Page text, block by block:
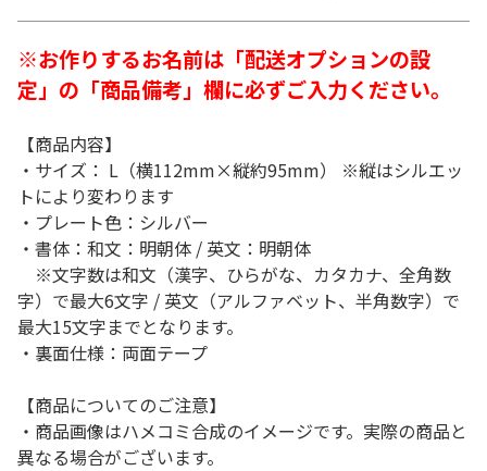
※お作りするお名前は「配送オプションの設
定」の「商品備考」欄に必ずご入力ください。
【商品内容】
・サイズ： L（横112mm×縦約95mm） ※縦はシルエッ
トにより変わります
・プレート色：シルバー
・書体：和文：明朝体 / 英文：明朝体
※文字数は和文（漢字、ひらがな、カタカナ、全角数
字）で最大6文字 / 英文（アルファベット、半角数字）で
最大15文字までとなります。
・裏面仕様：両面テープ
【商品についてのご注意】
・商品画像はハメコミ合成のイメージです。実際の商品と
異なる場合がございます。